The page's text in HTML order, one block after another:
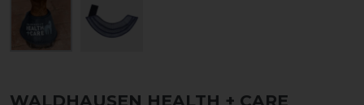
WALDHAUSEN HEALTH + CARE